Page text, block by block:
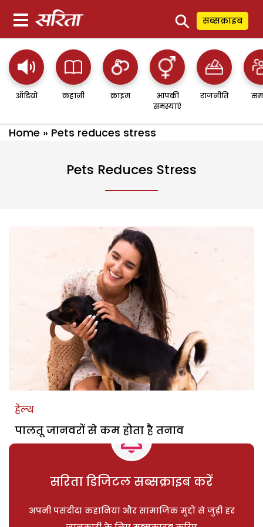
⚲ सब्सक्राइब
ऑडियो कहानी क्राइम
आपकी
समस्याएं
राजनीति
Home » Pets reduces stress
Pets Reduces Stress
हेल्थ
पालतू जानवरों से कम होता है तनाव
सरिता डिजिटल सब्सक्राइब करें
अपनी पसंदीदा कहानियां और सामाजिक मुद्दों से जुड़ी हर